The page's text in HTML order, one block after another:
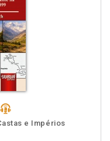
e Impérios